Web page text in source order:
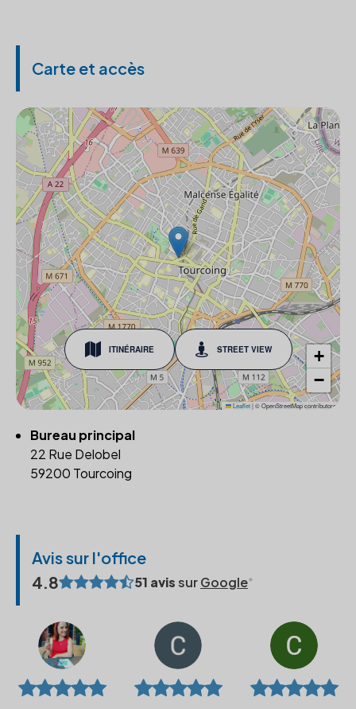
Carte et accès
ITINÉRAIRE STREET VIEW
+
−
Leaflet|© OpenStreetMap contributors
Bureau principal
22 Rue Delobel
59200 Tourcoing
Avis sur l'office
4.8
51 avissurGoogle